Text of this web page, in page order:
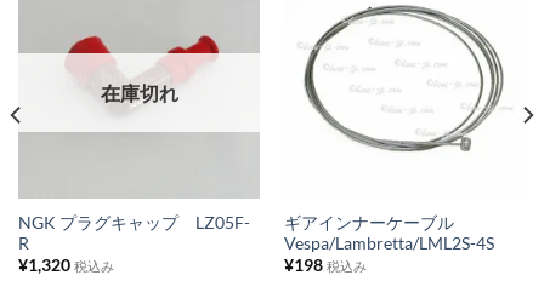
気
ス
在庫切れ
NGK プラグキャップ LZ05F-
R
¥1,320 税込み
お
気
に
入
り
ト
ギアインナーケーブル
Vespa/Lambretta/LML2S-4S
¥198 税込み